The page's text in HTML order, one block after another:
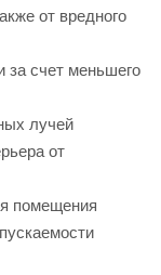
от вредного
за счет меньшего
лучей
от
помещения